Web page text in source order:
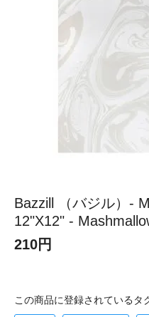
Bazzill （バジル）-
12"X12" -
210円
この商品に登録されているタ